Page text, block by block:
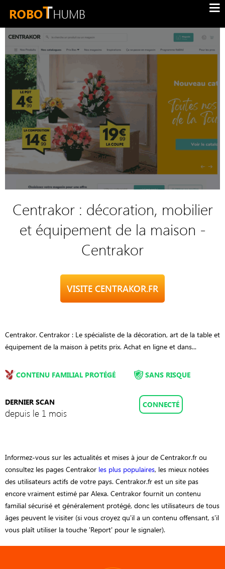
Centrakor : décoration, mobilier
et équipement de la maison -
Centrakor
VISITE CENTRAKOR.FR
Centrakor. Centrakor : Le spécialiste de la décoration, art de la table et
équipement de la maison à petits prix. Achat en ligne et dans...
CONTENU FAMILIAL PROTÉGÉ
DERNIER SCAN
depuis le 1 mois
SANS RISQUE
CONNECTÉ
Informez-vous sur les actualités et mises à jour de Centrakor.fr ou
consultez les pages Centrakor les plus populaires, les mieux notées
des utilisateurs actifs de votre pays. Centrakor.fr est un site pas
encore vraiment estimé par Alexa. Centrakor fournit un contenu
familial sécurisé et généralement protégé, donc les utilisateurs de tous
âges peuvent le visiter (si vous croyez qu'il a un contenu offensant, s'il
vous plaît utiliser la touche 'Report' pour le signaler).